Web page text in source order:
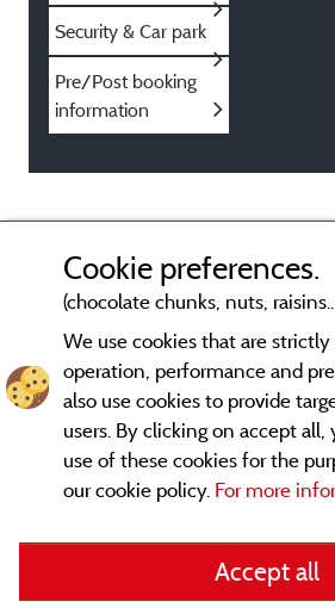
Security & Car park
Pre/Post booking
information
General terms of use
Cookie preferences.
(chocolate chunks, nuts,
We use cookies that are
operation, performance and
also use cookies to provide
users. By clicking on accept
use of these cookies for the
our cookie policy. For more
Accept all